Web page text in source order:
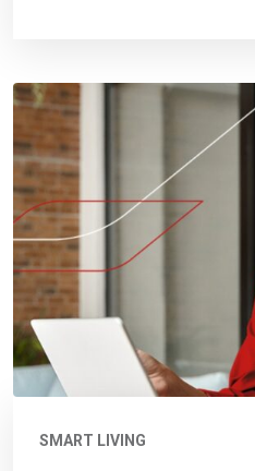
SMART LIVING